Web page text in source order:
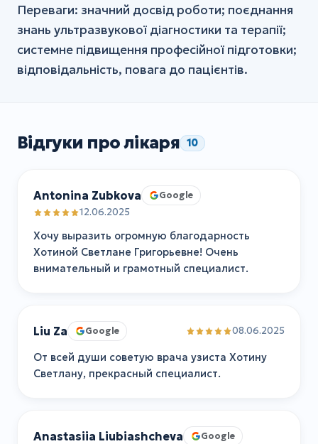
Переваги: значний досвід роботи; поєднання
знань ультразвукової діагностики та терапії;
системне підвищення професійної підготовки;
відповідальність, повага до пацієнтів.
Відгуки про лікаря 10
Antonina Zubkova Google
12.06.2025
Хочу выразить огромную благодарность
Хотиной Светлане Григорьевне! Очень
внимательный и грамотный специалист.
Liu Za Google 08.06.2025
От всей души советую врача узиста Хотину
Светлану, прекрасный специалист.
Anastasiia Liubiashcheva Google